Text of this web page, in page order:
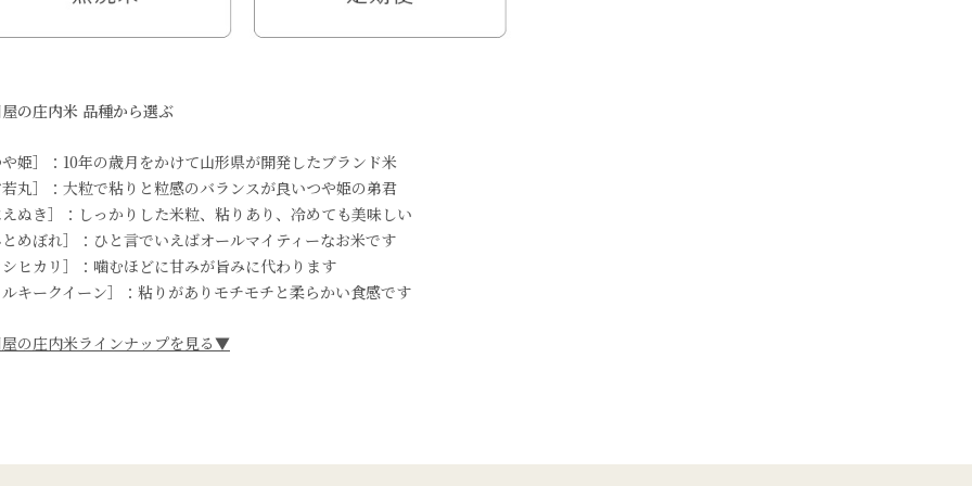
の庄内米 品種から選ぶ
や姫］：10年の歳月をかけて山形県が開発したブランド米
若丸］：大粒で粘りと粒感のバランスが良いつや姫の弟君
えぬき］：しっかりした米粒、粘りあり、冷めても美味しい
とめぼれ］：ひと言でいえばオールマイティーなお米です
シヒカリ］：噛むほどに甘みが旨みに代わります
ルキークイーン］：粘りがありモチモチと柔らかい食感です
の庄内米ラインナップを見る▼